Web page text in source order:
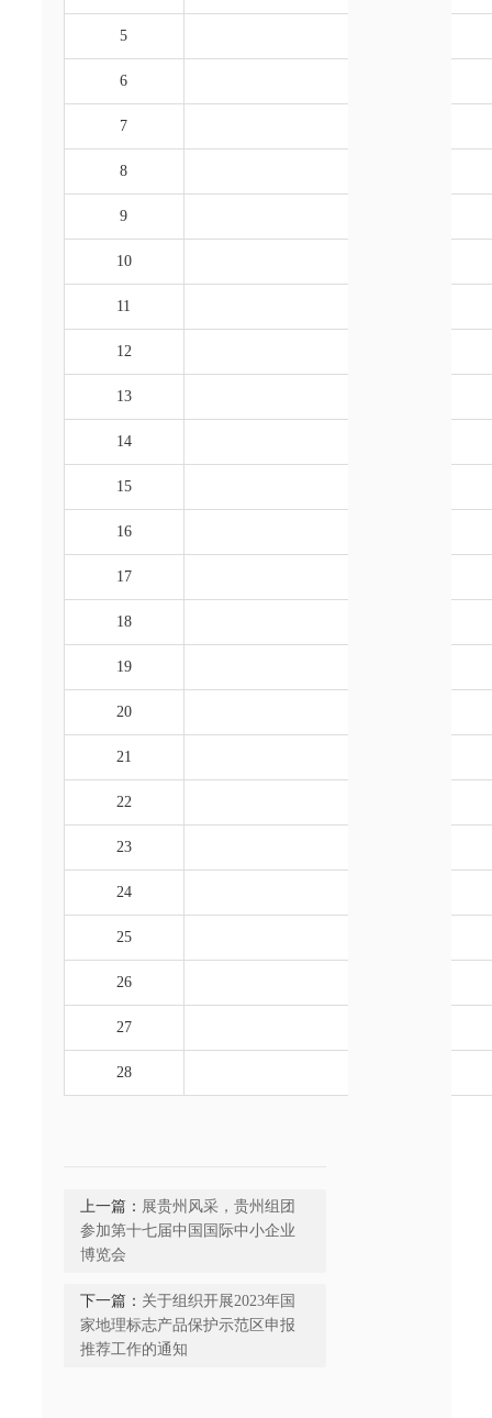
5
6
7
8
9
10
11
12
13
14
15
16
17
18
19
20
21
22
23
24
25
26
27
28
上一篇： 展贵州风采，贵州组团
参加第十七届中国国际中小企业
博览会
下一篇： 关于组织开展2023年国
家地理标志产品保护示范区申报
推荐工作的通知